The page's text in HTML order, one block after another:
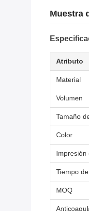
Muestra
Atributo
Material
Volumen
Tamaño
Color
Impresión
Tiempo
MOQ